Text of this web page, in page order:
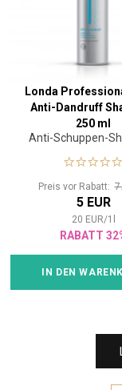
Londa
Anti-Dandruff
250 ml
Anti-Schuppen-
Preis vor Rabatt:
5 EUR
20 EUR/1
RABATT
IN DEN